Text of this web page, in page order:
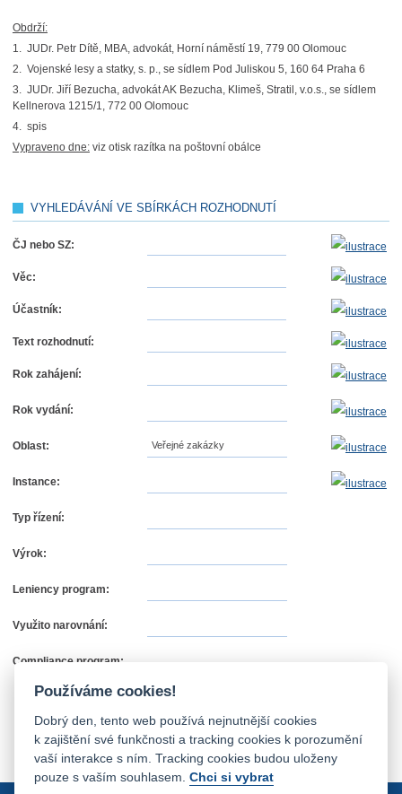
Obdrží:
1. JUDr. Petr Dítě, MBA, advokát, Horní náměstí 19, 779 00 Olomouc
2. Vojenské lesy a statky, s. p., se sídlem Pod Juliskou 5, 160 64 Praha 6
3. JUDr. Jiří Bezucha, advokát AK Bezucha, Klimeš, Stratil, v.o.s., se sídlem
Kellnerova 1215/1, 772 00 Olomouc
4. spis
Vypraveno dne:viz otisk razítka na poštovní obálce
VYHLEDÁVÁNÍ VE SBÍRKÁCH ROZHODNUTÍ
ČJ nebo SZ:
Věc:
Účastník:
Text rozhodnutí:
Rok zahájení:
Rok vydání:
Oblast: Veřejné zakázky
Instance:
Typ řízení:
Výrok:
Leniency program:
Využito narovnání:
Compliance program:
Používáme cookies!
Dobrý den, tento web používá nejnutnější cookies
k zajištění své funkčnosti a tracking cookies k porozumění
vaší interakce s ním. Tracking cookies budou uloženy
pouze s vaším souhlasem.Chci si vybrat